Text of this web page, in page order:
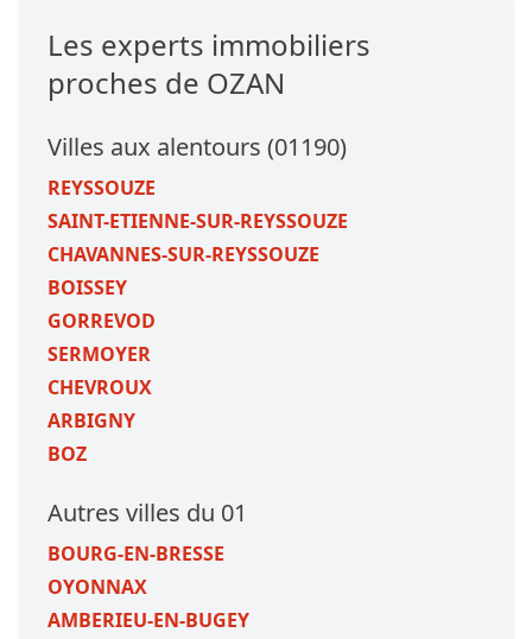
Les experts immobiliers
proches de OZAN
Villes aux alentours (01190)
REYSSOUZE
SAINT-ETIENNE-SUR-REYSSOUZE
CHAVANNES-SUR-REYSSOUZE
BOISSEY
GORREVOD
SERMOYER
CHEVROUX
ARBIGNY
BOZ
Autres villes du 01
BOURG-EN-BRESSE
OYONNAX
AMBERIEU-EN-BUGEY